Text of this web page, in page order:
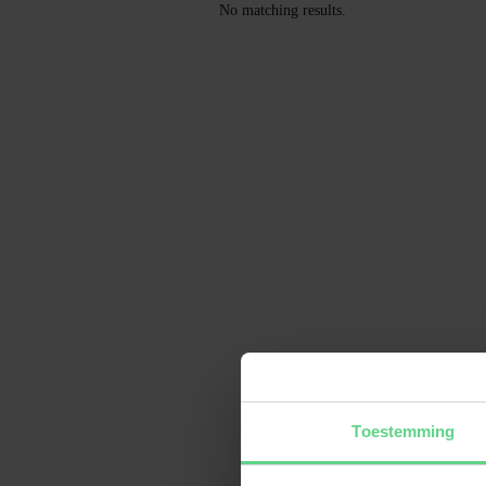
Toestemming
No matching results.